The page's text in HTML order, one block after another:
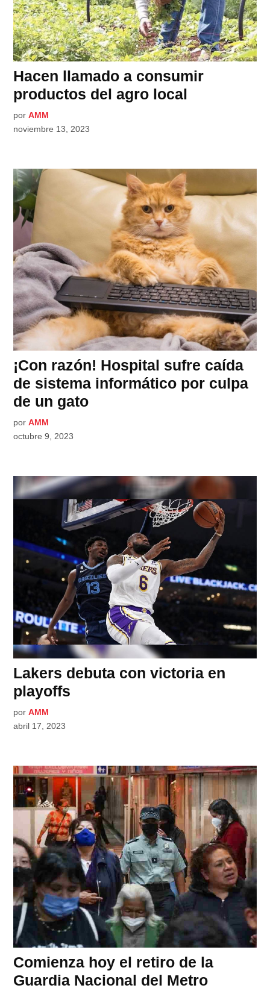
Hacen llamado a consumir
productos del agro local
por AMM
noviembre 13, 2023
¡Con razón! Hospital sufre caída
de sistema informático por culpa
de un gato
por AMM
octubre 9, 2023
Lakers debuta con victoria en
playoffs
por AMM
abril 17, 2023
Comienza hoy el retiro de la
Guardia Nacional del Metro